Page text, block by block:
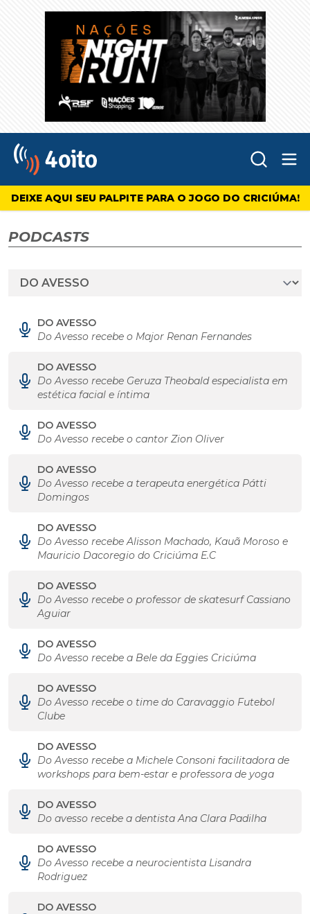
4oito
DEIXE AQUI SEU PALPITE PARA O JOGO DO CRICIÚMA!
PODCASTS
DO AVESSO
Do Avesso recebe o Major Renan Fernandes
DO AVESSO
Do Avesso recebe Geruza Theobald especialista em
estética facial e íntima
DO AVESSO
Do Avesso recebe o cantor Zion Oliver
DO AVESSO
Do Avesso recebe a terapeuta energética Pátti
Domingos
DO AVESSO
Do Avesso recebe Alisson Machado, Kauã Moroso e
Mauricio Dacoregio do Criciúma E.C
DO AVESSO
Do Avesso recebe o professor de skatesurf Cassiano
Aguiar
DO AVESSO
Do Avesso recebe a Bele da Eggies Criciúma
DO AVESSO
Do Avesso recebe o time do Caravaggio Futebol
Clube
DO AVESSO
Do Avesso recebe a Michele Consoni facilitadora de
workshops para bem-estar e professora de yoga
DO AVESSO
Do avesso recebe a dentista Ana Clara Padilha
DO AVESSO
Do Avesso recebe a neurocientista Lisandra
Rodriguez
DO AVESSO